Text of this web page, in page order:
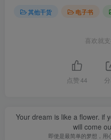
其他干货 电子书
喜欢就
点赞 44
Your dream is like a flower. if
will come
即使是最简单的梦想，用